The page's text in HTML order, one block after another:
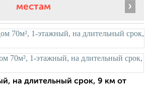
местам
›
на длительный срок, 9 км от